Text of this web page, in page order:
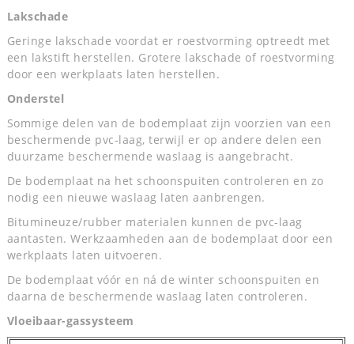
Lakschade
Geringe lakschade voordat er roestvorming optreedt met
een lakstift herstellen. Grotere lakschade of roestvorming
door een werkplaats laten herstellen.
Onderstel
Sommige delen van de bodemplaat zijn voorzien van een
beschermende pvc-laag, terwijl er op andere delen een
duurzame beschermende waslaag is aangebracht.
De bodemplaat na het schoonspuiten controleren en zo
nodig een nieuwe waslaag laten aanbrengen.
Bitumineuze/rubber materialen kunnen de pvc-laag
aantasten. Werkzaamheden aan de bodemplaat door een
werkplaats laten uitvoeren.
De bodemplaat vóór en ná de winter schoonspuiten en
daarna de beschermende waslaag laten controleren.
Vloeibaar-gassysteem